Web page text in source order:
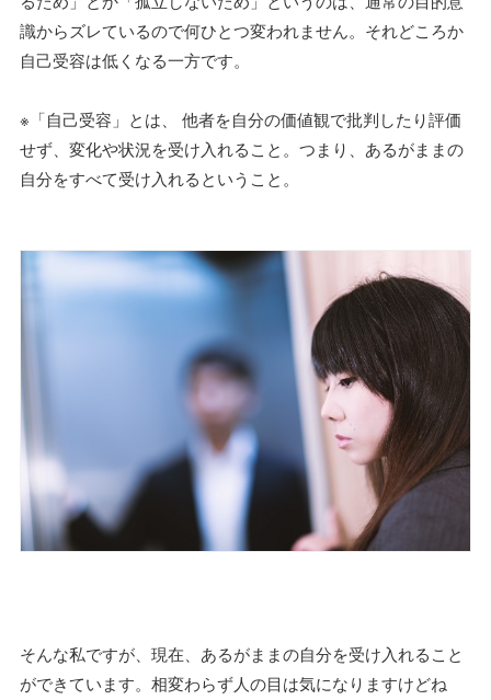
識からズレているので何ひとつ変われません。それどころか
自己受容は低くなる一方です。
※「自己受容」とは、 他者を自分の価値観で批判したり評価
せず、変化や状況を受け入れること。つまり、あるがままの
自分をすべて受け入れるということ。
そんな私ですが、現在、あるがままの自分を受け入れること
ができています。相変わらず人の目は気になりますけどね